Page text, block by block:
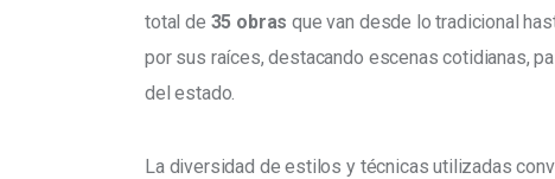
total de 35 obras que van desde lo tradicional
por sus raíces, destacando escenas cotidianas,
del estado.
La diversidad de estilos y técnicas utilizadas